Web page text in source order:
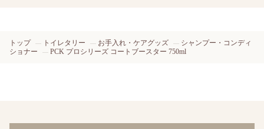
トップ トイレタリー お手入れ・ケアグッズ
シャンプー・コンディ
ショナー
PCK プロシリーズ コートブースター 750ml